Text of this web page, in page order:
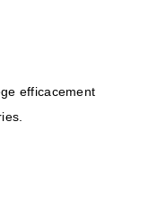
efficacement